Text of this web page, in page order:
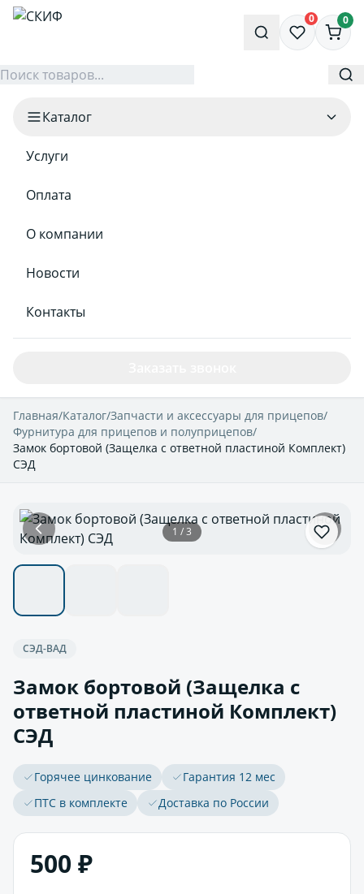
0 0
Каталог
Услуги
Оплата
О компании
Новости
Контакты
Главная/Каталог/Запчасти и аксессуары для прицепов/
Фурнитура для прицепов и полуприцепов/
Замок бортовой (Защелка с ответной пластиной Комплект)
СЭД
1 / 3
СЭД-ВАД
Замок бортовой (Защелка с
ответной пластиной Комплект)
СЭД
Горячее цинкование
Гарантия 12 мес
ПТС в комплекте
Доставка по России
500 ₽